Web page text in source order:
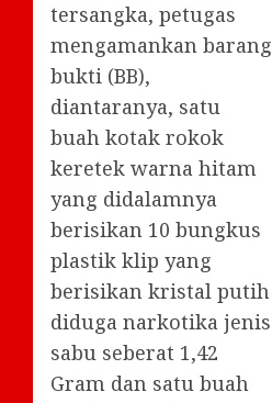
tersangka, petugas
mengamankan barang
bukti (BB),
diantaranya, satu
buah kotak rokok
keretek warna hitam
yang didalamnya
berisikan 10 bungkus
plastik klip yang
berisikan kristal putih
diduga narkotika jenis
sabu seberat 1,42
Gram dan satu buah